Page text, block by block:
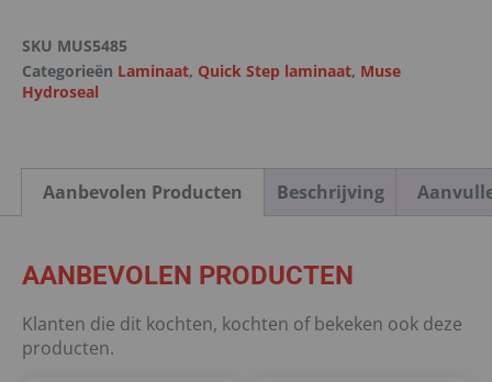
SKU MUS5485
Categorieën Laminaat, Quick Step laminaat, Muse
Hydroseal
Aanbevolen Producten Beschrijving
AANBEVOLEN PRODUCTEN
Klanten die dit kochten, kochten of bekeken ook deze
producten.